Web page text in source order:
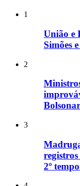
1
União e
Simões
2
3
2º